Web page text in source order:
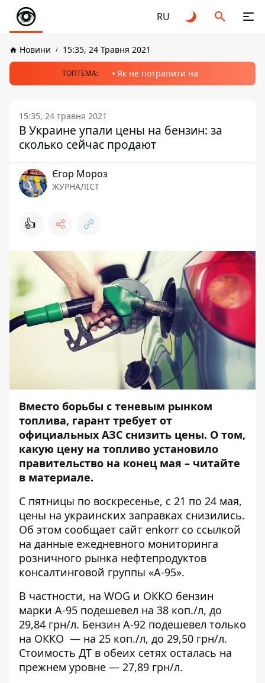
RU
Новини 15:35, 24 Травня 2021
ТОПТЕМА: Як не потрапити на
15:35, 24 травня 2021
В Украине упали цены на бензин: за
сколько сейчас продают
Єгор Мороз
ЖУРНАЛІСТ
👍
Вместо борьбы с теневым рынком
топлива, гарант требует от
официальных АЗС снизить цены. О том,
какую цену на топливо установило
правительство на конец мая – читайте
в материале.
С пятницы по воскресенье, с 21 по 24 мая,
цены на украинских заправках снизились.
Об этом сообщает сайт enkorr со ссылкой
на данные ежедневного мониторинга
розничного рынка нефтепродуктов
консалтинговой группы «А-95».
В частности, на WOG и ОККО бензин
марки А-95 подешевел на 38 коп./л, до
29,84 грн/л. Бензин А-92 подешевел только
на ОККО — на 25 коп./л, до 29,50 грн/л.
Стоимость ДТ в обеих сетях осталась на
прежнем уровне — 27,89 грн/л.